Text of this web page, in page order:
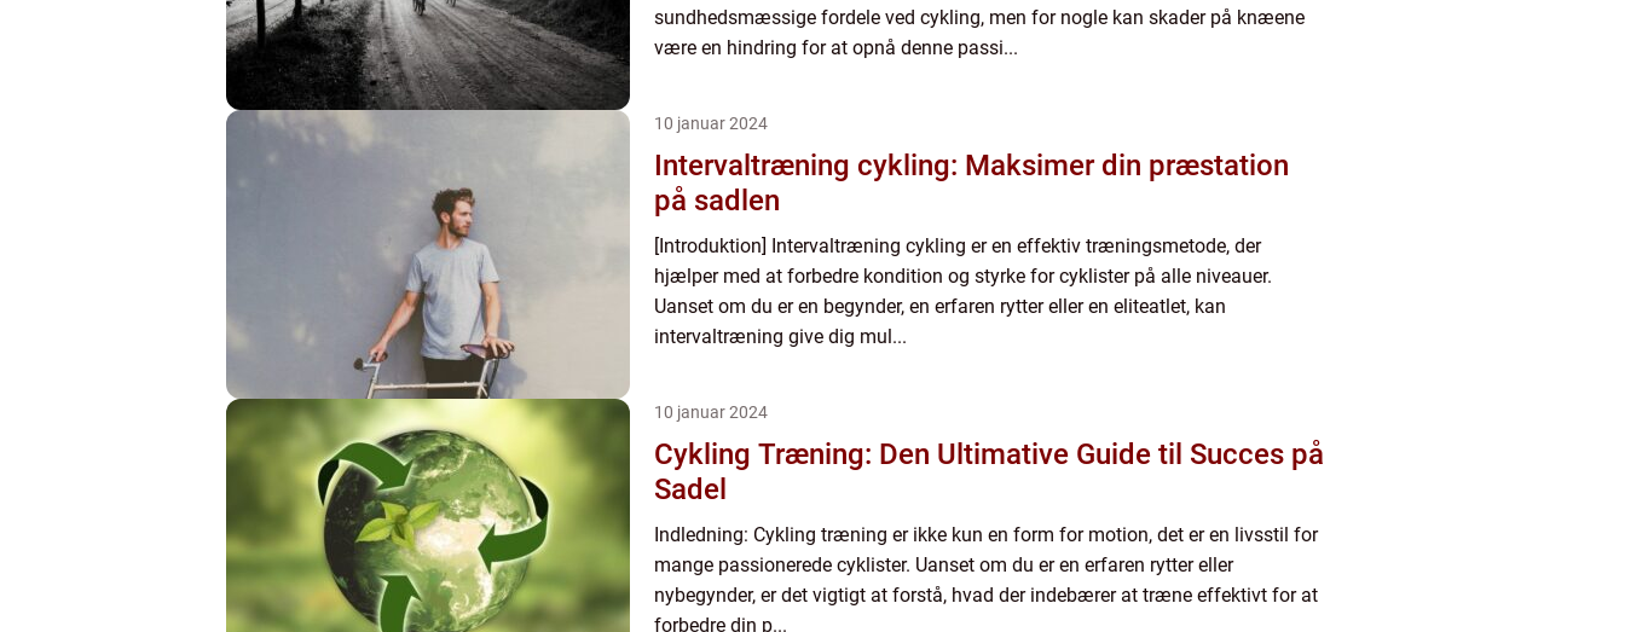
sundhedsmæssige fordele ved cykling, men for nogle kan skader på knæene
være en hindring for at opnå denne passi...
10 januar 2024
Intervaltræning cykling: Maksimer din præstation
på sadlen
[Introduktion] Intervaltræning cykling er en effektiv træningsmetode, der
hjælper med at forbedre kondition og styrke for cyklister på alle niveauer.
Uanset om du er en begynder, en erfaren rytter eller en eliteatlet, kan
intervaltræning give dig mul...
10 januar 2024
Cykling Træning: Den Ultimative Guide til Succes på
Sadel
Indledning: Cykling træning er ikke kun en form for motion, det er en livsstil for
mange passionerede cyklister. Uanset om du er en erfaren rytter eller
nybegynder, er det vigtigt at forstå, hvad der indebærer at træne effektivt for at
forbedre din p...